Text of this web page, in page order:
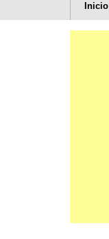
Inicio